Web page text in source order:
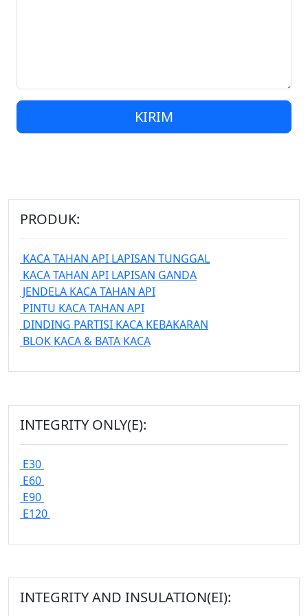
KIRIM
PRODUK:
KACA TAHAN API LAPISAN TUNGGAL
KACA TAHAN API LAPISAN GANDA
JENDELA KACA TAHAN API
PINTU KACA TAHAN API
DINDING PARTISI KACA KEBAKARAN
BLOK KACA & BATA KACA
INTEGRITY ONLY(E):
E30
E60
E90
E120
INTEGRITY AND INSULATION(EI):